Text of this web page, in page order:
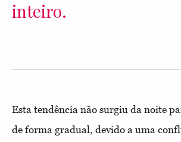
inteiro.
Esta tendência não surgiu da noite
de forma gradual, devido a uma